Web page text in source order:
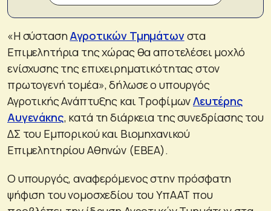
«Η σύστασηΑγροτικών Τμημάτωνστα
Επιμελητήρια της χώρας θα αποτελέσει μοχλό
ενίσχυσης της επιχειρηματικότητας στον
πρωτογενή τομέα», δήλωσε ο υπουργός
Αγροτικής Ανάπτυξης και ΤροφίμωνΛευτέρης
Αυγενάκης, κατά τη διάρκεια της συνεδρίασης του
ΔΣ του Εμπορικού και Βιομηχανικού
Επιμελητηρίου Αθηνών (ΕΒΕΑ).
Ο υπουργός, αναφερόμενος στην πρόσφατη
ψήφιση του νομοσχεδίου του ΥπΑΑΤ που